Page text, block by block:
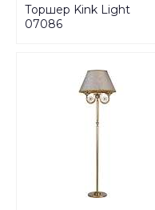
Торшер Kink Light
07086